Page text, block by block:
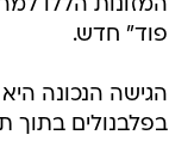
המזונות הללו
פוד" חדש.
הגישה הנכונה
בפלבנולים בתוך